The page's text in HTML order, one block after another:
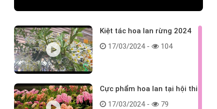
Kiệt tác hoa lan rừng 2024
17/03/2024 -
104
Cực phẩm hoa lan tại hội thi
17/03/2024 -
79